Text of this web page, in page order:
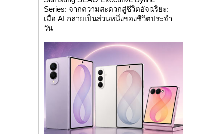
Series: จากความสะดวกสู่ชีวิตอัจฉริยะ:
เมื่อ AI กลายเป็นส่วนหนึ่งของชีวิตประจำ
วัน